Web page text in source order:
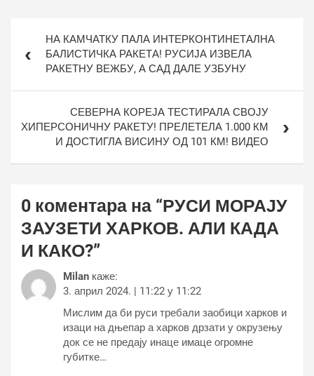
чланкаНА КАМЧАТКУ ПАЛА ИНТЕРКОНТИНЕТАЛНА
БАЛИСТИЧКА РАКЕТА! РУСИЈА ИЗВЕЛА
РАКЕТНУ ВЕЖБУ, А САД ДАЛЕ УЗБУНУ
СЕВЕРНА КОРЕЈА ТЕСТИРАЛА СВОЈУ
ХИПЕРСОНИЧНУ РАКЕТУ! ПРЕЛЕТЕЛА 1.000 КМ
И ДОСТИГЛА ВИСИНУ ОД 101 КМ! ВИДЕО
0 коментара на “РУСИ МОРАЈУ
ЗАУЗЕТИ ХАРКОВ. АЛИ КАДА
И КАКО?”
Milan каже:
3. април 2024. | 11:22 у 11:22
Мислим да би руси требали заобици харков и
изаци на дњепар а харков дрзати у окрузењу
док се не предају инаце имаце огромне
губитке…